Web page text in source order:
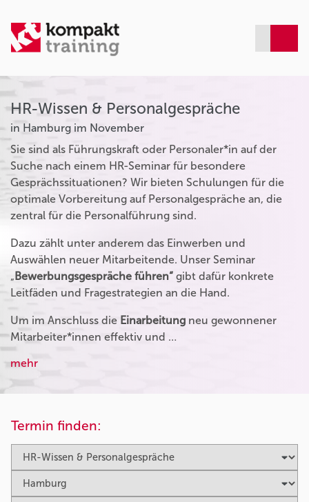
HR-Wissen & Personalgespräche
in Hamburg im November
Sie sind als Führungskraft oder Personaler*in auf der
Suche nach einem HR-Seminar für besondere
Gesprächssituationen? Wir bieten Schulungen für die
optimale Vorbereitung auf Personalgespräche an, die
zentral für die Personalführung sind.
Dazu zählt unter anderem das Einwerben und
Auswählen neuer Mitarbeitende. Unser Seminar
„Bewerbungsgespräche führen“ gibt dafür konkrete
Leitfäden und Fragestrategien an die Hand.
Um im Anschluss die Einarbeitung neu gewonnener
Mitarbeiter*innen effektiv und …
mehr
Termin finden: